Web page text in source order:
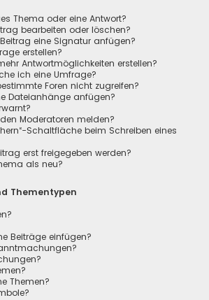
Thema oder eine Antwort?
bearbeiten oder löschen?
eine Signatur anfügen?
erstellen?
Antwortmöglichkeiten erstellen?
ich eine Umfrage?
Foren nicht zugreifen?
Dateianhänge anfügen?
Moderatoren melden?
Schaltfläche beim Schreiben eines
erst freigegeben werden?
als neu?
Thementypen
Beiträge einfügen?
Themen?